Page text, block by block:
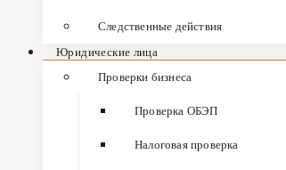
Следственные действия
Юридические лица
Проверки бизнеса
Проверка ОБЭП
Налоговая проверка